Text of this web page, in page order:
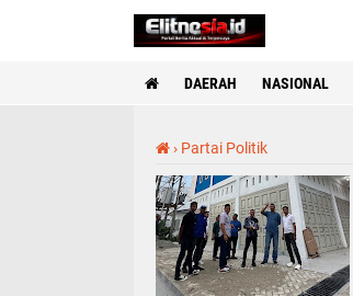
DAERAH NASIONAL
› Partai Politik